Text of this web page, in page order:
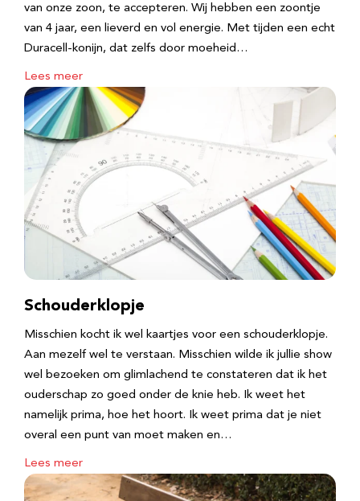
van onze zoon, te accepteren. Wij hebben een zoontje
van 4 jaar, een lieverd en vol energie. Met tijden een echt
Duracell-konijn, dat zelfs door moeheid…
Lees meer
Schouderklopje
Misschien kocht ik wel kaartjes voor een schouderklopje.
Aan mezelf wel te verstaan. Misschien wilde ik jullie show
wel bezoeken om glimlachend te constateren dat ik het
ouderschap zo goed onder de knie heb. Ik weet het
namelijk prima, hoe het hoort. Ik weet prima dat je niet
overal een punt van moet maken en…
Lees meer